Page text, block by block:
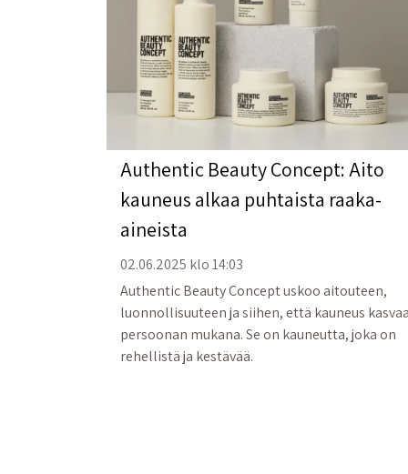
Authentic Beauty Concept: Aito
kauneus alkaa puhtaista raaka-
aineista
02.06.2025 klo 14:03
Authentic Beauty Concept uskoo aitouteen,
luonnollisuuteen ja siihen, että kauneus kasvaa
persoonan mukana. Se on kauneutta, joka on
rehellistä ja kestävää.